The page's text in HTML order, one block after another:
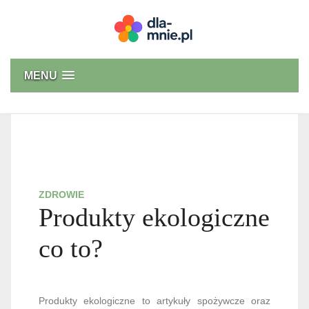
MENU
ZDROWIE
Produkty ekologiczne
co to?
Produkty ekologiczne to artykuły spożywcze oraz